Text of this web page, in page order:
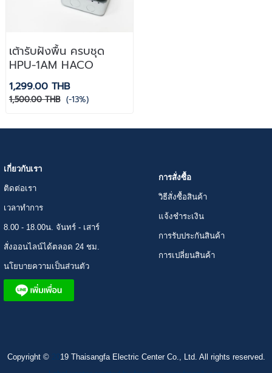
เต้ารับฝังพื้น ครบชุด
HPU-1AM HACO
1,299.00 THB
1,500.00 THB (-13%)
เกี่ยวกับเรา
ติดต่อเรา
เวลาทำการ
8.00 - 18.00น. จันทร์ - เสาร์
สั่งออนไลน์ได้ตลอด 24 ชม.
นโยบายความเป็นส่วนตัว
การสั่งซื้อ
วิธีสั่งซื้อสินค้า
แจ้งชำระเงิน
การรับประกันสินค้า
การเปลี่ยนสินค้า
Copyright ©
19 Thaisangfa Electric Center Co., Ltd. All rights reserved.